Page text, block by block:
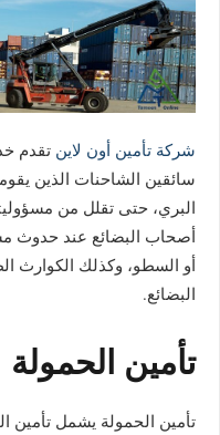
شركة تأمين أون لاين تقدم
سائقين الشاحنات الذين
البري، حتى تقلل من
أصحاب البضائع عند حدوث
أو السطو، وكذلك الكوارث
البضائع.
تأمين الحمولة
تأمين الحمولة يشمل تأمين